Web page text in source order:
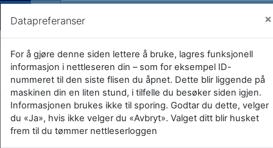
Gå til hovedinnhold
Logg
E-læring om veteraner for øvrige
aktører
Hjem Kurs
Kommuner og fylkeskommuner
39 Vestfold
Horten kommune
E-læringskurs
Datapreferanser ×
For å gjøre denne siden lettere å bruke, lagres funksjonell
informasjon i nettleseren din – som for eksempel ID-
nummeret til den siste flisen du åpnet. Dette blir liggende på
maskinen din en liten stund, i tilfelle du besøker siden igjen.
Informasjonen brukes ikke til sporing. Godtar du dette, velger
du «Ja», hvis ikke velger du «Avbryt». Valget ditt blir husket
frem til du tømmer nettleserloggen